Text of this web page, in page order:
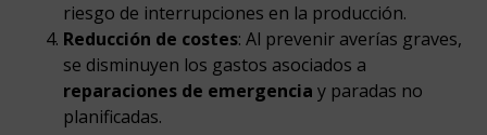
riesgo de interrupciones en la producción.
Reducción de costes: Al prevenir averías graves,
se disminuyen los gastos asociados a
reparaciones de emergencia y paradas no
planificadas.